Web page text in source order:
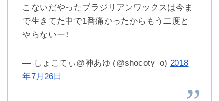
こないだやったブラジリアンワックスは今ま
で生きてた中で1番痛かったからもう二度と
やらないー‼︎
— しょこてぃ@神あゆ (@shocoty_o) 2018
年7月26日